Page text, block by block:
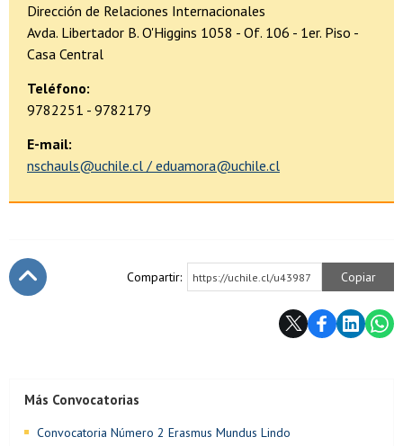
Dirección de Relaciones Internacionales
Avda. Libertador B. O'Higgins 1058 - Of. 106 - 1er. Piso -
Casa Central
Teléfono:
9782251 - 9782179
E-mail:
nschauls@uchile.cl / eduamora@uchile.cl
Compartir: https://uchile.cl/u43987 Copiar
Más Convocatorias
Convocatoria Número 2 Erasmus Mundus Lindo